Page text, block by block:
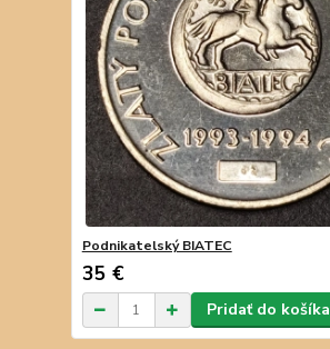
Podnikatelský BIATEC
35 €
Pridať do košíka